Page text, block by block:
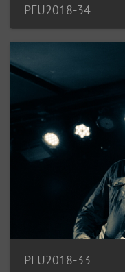
PFU2018-34
PFU2018-33